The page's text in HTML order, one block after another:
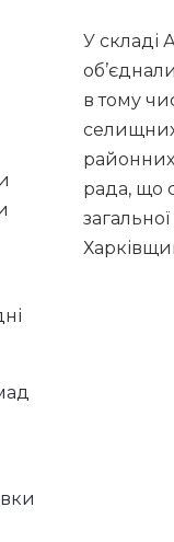
У складі
в тому
рада, що